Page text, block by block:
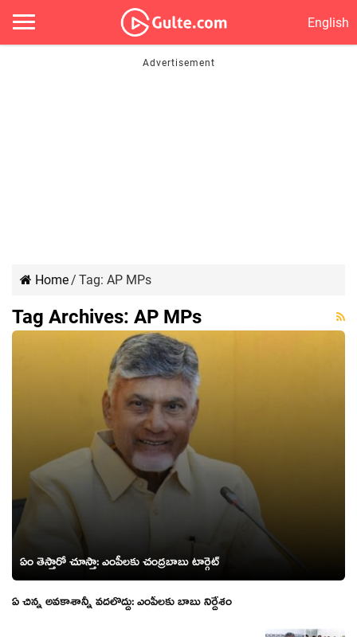
English
Home/ Tag: AP MPs
Tag Archives: AP MPs
ఏం తెస్తారో చూస్తా: ఎంపీల‌కు చంద్ర‌బాబు టార్గెట్‌
ఏ చిన్న అవ‌కాశాన్నీ వ‌ద‌లొద్దు: ఎంపీల‌కు బాబు నిర్దేశం